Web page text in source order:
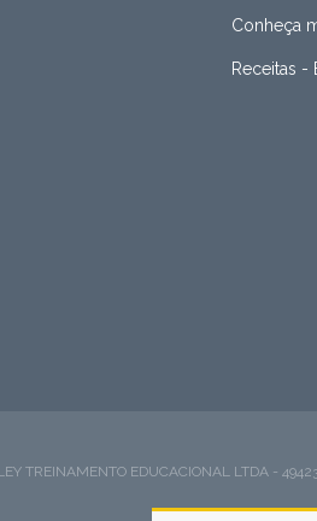
Conheça
Receitas -
TREINAMENTO EDUCACIONAL LTDA -